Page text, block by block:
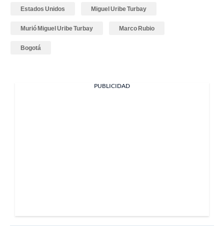
Estados Unidos Miguel Uribe Turbay
Murió Miguel Uribe Turbay Marco Rubio
Bogotá
PUBLICIDAD